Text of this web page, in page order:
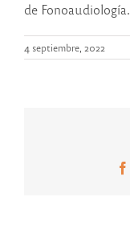
de Fonoaudiología.
4 septiembre, 2022